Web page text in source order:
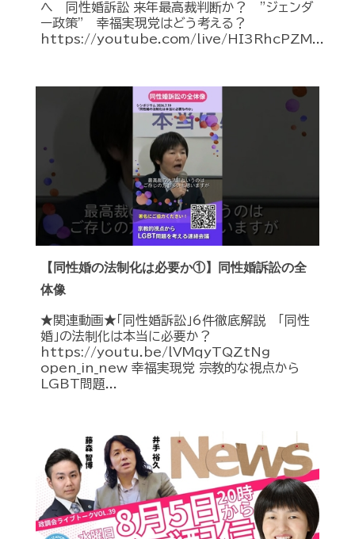
へ 同性婚訴訟 来年最高裁判断か？ ”ジェンダ
ー政策” 幸福実現党はどう考える？
https://youtube.com/live/HI3RhcPZM...
【同性婚の法制化は必要か①】同性婚訴訟の全
体像
★関連動画★「同性婚訴訟」6件徹底解説 「同性
婚」の法制化は本当に必要か？
https://youtu.be/lVMqyTQZtNg
open_in_new 幸福実現党 宗教的な視点から
LGBT問題...